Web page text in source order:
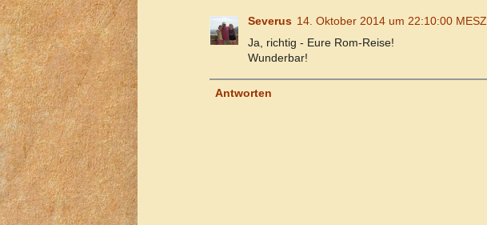
Severus 14. Oktober 2014 um 22:10:00 MESZ
Ja, richtig - Eure Rom-Reise!
Wunderbar!
Antworten